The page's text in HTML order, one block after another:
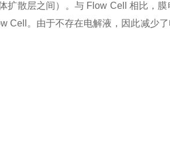
扩散层之间）。与 Flow Cell 相比，膜
Cell 。由于不存在电解液，因此减少